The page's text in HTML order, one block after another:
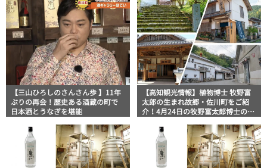
【三山ひろしのさんさん歩 】11年
ぶりの再会！歴史ある酒蔵の町で
日本酒とうなぎを堪能
【高知観光情報】植物博士 牧野富
太郎の生まれ故郷・佐川町をご紹
介！4月24日の牧野富太郎博士の生